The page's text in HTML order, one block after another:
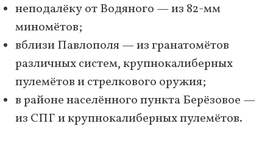
неподалёку от Водяного — из 82-мм
миномётов;
вблизи Павлополя — из гранатомётов
различных систем, крупнокалиберных
пулемётов и стрелкового оружия;
в районе населённого пункта Берёзовое —
из СПГ и крупнокалиберных пулемётов.